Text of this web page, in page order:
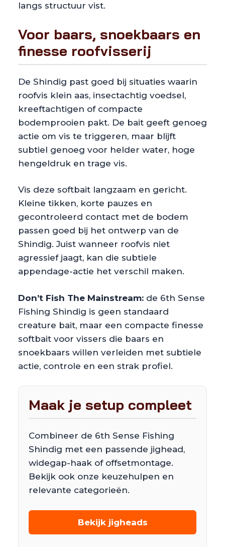
langs structuur vist.
Voor baars, snoekbaars en
finesse roofvisserij
De Shindig past goed bij situaties waarin
roofvis klein aas, insectachtig voedsel,
kreeftachtigen of compacte
bodemprooien pakt. De bait geeft genoeg
actie om vis te triggeren, maar blijft
subtiel genoeg voor helder water, hoge
hengeldruk en trage vis.
Vis deze softbait langzaam en gericht.
Kleine tikken, korte pauzes en
gecontroleerd contact met de bodem
passen goed bij het ontwerp van de
Shindig. Juist wanneer roofvis niet
agressief jaagt, kan die subtiele
appendage-actie het verschil maken.
Don’t Fish The Mainstream: de 6th Sense
Fishing Shindig is geen standaard
creature bait, maar een compacte finesse
softbait voor vissers die baars en
snoekbaars willen verleiden met subtiele
actie, controle en een strak profiel.
Maak je setup compleet
Combineer de 6th Sense Fishing
Shindig met een passende jighead,
widegap-haak of offsetmontage.
Bekijk ook onze keuzehulpen en
relevante categorieën.
Bekijk jigheads